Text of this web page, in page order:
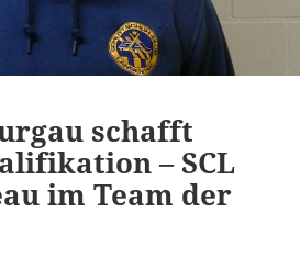
schafft
– SCL
im Team der